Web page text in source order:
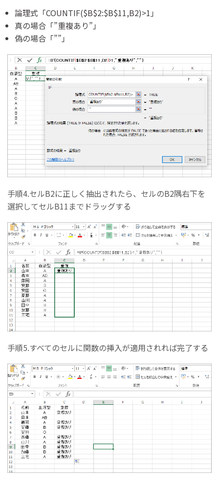
論理式「COUNTIF($B$2:$B$11,B2)>1」
真の場合「”重複あり”」
偽の場合「””」
手順4.セルB2に正しく抽出されたら、セルのB2隅右下を
選択してセルB11までドラッグする
手順5.すべてのセルに関数の挿入が適用されれば完了する